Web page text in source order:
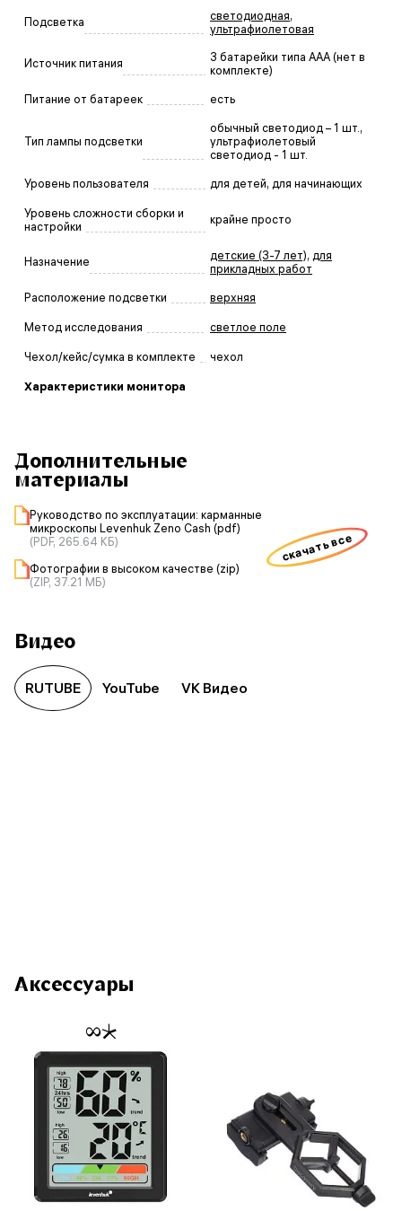
Подсветка светодиодная,
ультрафиолетовая
Источник питания
3 батарейки типа AAA (нет в
комплекте)
Питание от батареек есть
Тип лампы подсветки
обычный светодиод – 1 шт.,
ультрафиолетовый
светодиод - 1 шт.
Уровень пользователя для детей, для начинающих
Уровень сложности сборки и
настройки
крайне просто
Назначение детские (3-7 лет), для
прикладных работ
Расположение подсветки верхняя
Метод исследования светлое поле
Чехол/кейс/сумка в комплекте чехол
Характеристики монитора
Дополнительные
материалы
Руководство по эксплуатации: карманные
микроскопы Levenhuk Zeno Cash (pdf)
(PDF, 265.64 КБ)
Фотографии в высоком качестве (zip)
(ZIP, 37.21 МБ)
скачать все
Видео
RUTUBE YouTube VK Видео
Аксессуары